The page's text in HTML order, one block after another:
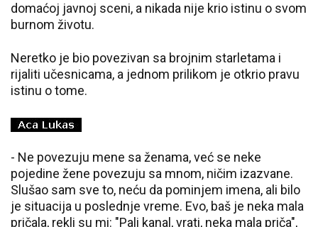
domaćoj javnoj sceni, a nikada nije krio istinu o svom
burnom životu.
Neretko je bio povezivan sa brojnim starletama i
rijaliti učesnicama, a jednom prilikom je otkrio pravu
istinu o tome.
- Ne povezuju mene sa ženama, već se neke
pojedine žene povezuju sa mnom, ničim izazvane.
Slušao sam sve to, neću da pominjem imena, ali bilo
je situacija u poslednje vreme. Evo, baš je neka mala
pričala, rekli su mi: "Pali kanal, vrati, neka mala priča",